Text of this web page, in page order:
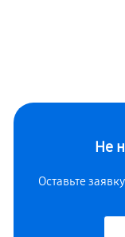
Не
Оставьте